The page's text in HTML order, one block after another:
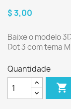
$ 3,00
Baixe o modelo
Dot 3 com tema
Quantidade
